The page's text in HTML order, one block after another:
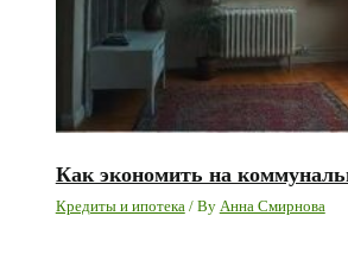
Как экономить на
Кредиты и ипотека/ By Анна Смирнова